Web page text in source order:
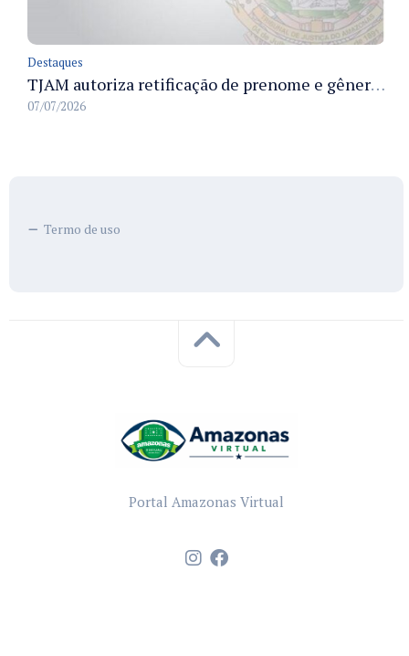
Destaques
TJAM autoriza retificação de prenome e gênero em registros civis na Comarca de Benjamin Constant
07/07/2026
Termo de uso
Portal Amazonas Virtual